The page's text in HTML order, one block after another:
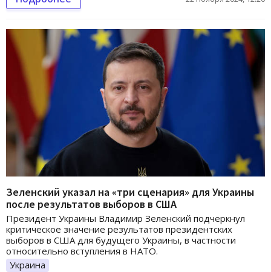
Зеленский указал на «три сценария» для Украины
после результатов выборов в США
Президент Украины Владимир Зеленский подчеркнул
критическое значение результатов президентских
выборов в США для будущего Украины, в частности
относительно вступления в НАТО.
Украина